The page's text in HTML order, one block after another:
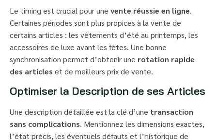
Le timing est crucial pour une vente réussie en ligne.
Certaines périodes sont plus propices à la vente de
certains articles : les vêtements d’été au printemps, les
accessoires de luxe avant les fêtes. Une bonne
synchronisation permet d’obtenir une rotation rapide
des articles et de meilleurs prix de vente.
Optimiser la Description de ses Articles
Une description détaillée est la clé d’une transaction
sans complications. Mentionnez les dimensions exactes,
l’état précis, les éventuels défauts et l’historique de